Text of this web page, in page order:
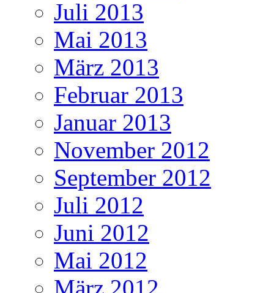
Juli 2013
Mai 2013
März 2013
Februar 2013
Januar 2013
November 2012
September 2012
Juli 2012
Juni 2012
Mai 2012